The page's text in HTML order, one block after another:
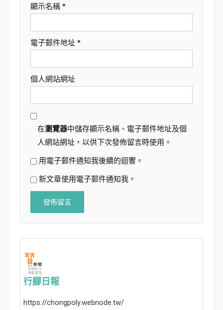
顯示名稱 *
電子郵件地址 *
個人網站網址
在瀏覽器中儲存顯示名稱、電子郵件地址及個
人網站網址，以供下次發佈留言時使用。
用電子郵件通知我後續的迴響。
新文章使用電子郵件通知我。
行腳日報
https://chongpoly.webnode.tw/